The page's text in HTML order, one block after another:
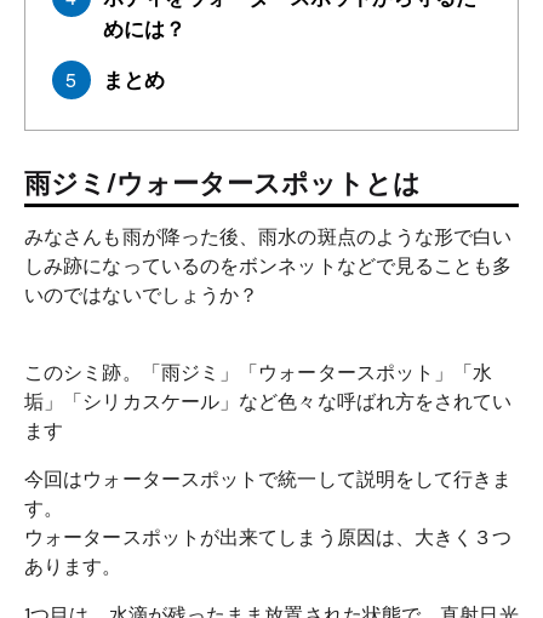
めには？
まとめ
雨ジミ/ウォータースポットとは
みなさんも雨が降った後、雨水の斑点のような形で白い
しみ跡になっているのをボンネットなどで見ることも多
いのではないでしょうか？
このシミ跡。「雨ジミ」「ウォータースポット」「水
垢」「シリカスケール」など色々な呼ばれ方をされてい
ます
今回はウォータースポットで統一して説明をして行きま
す。
ウォータースポットが出来てしまう原因は、大きく３つ
あります。